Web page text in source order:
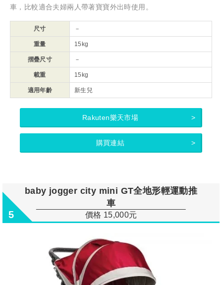
車，比較適合夫婦兩人帶著寶寶外出時使用。
尺寸 －
重量 15kg
摺疊尺寸 －
載重 15kg
適用年齡 新生兒
Rakuten樂天市場
購買連結
5
baby jogger city mini GT全地形輕運動推
車
價格 15,000元